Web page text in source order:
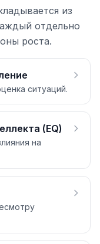
из
отдельно
роста.
ситуаций.
(EQ)
на